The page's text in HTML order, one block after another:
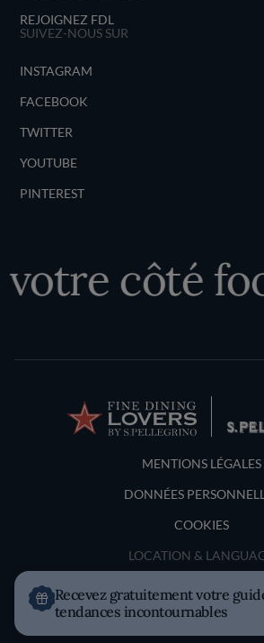
REJOIGNEZ FDL
SUIVEZ-NOUS SUR
INSTAGRAM
FACEBOOK
TWITTER
YOUTUBE
PINTEREST
côté
Terms and Conditions
MENTIONS LÉGALES
DONNÉES
COOKIES
LOCATION &
France
Recevez gratuitement votre
tendances incontournables